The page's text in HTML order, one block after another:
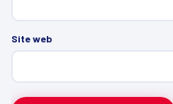
Site web